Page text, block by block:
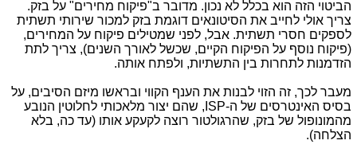
הביטוי הזה הוא בכלל לא נכון. מדובר ב"פיקוח מחירים" על בזק.
צריך אולי לחייב את הסיטונאים דוגמת בזק למכור שירותי תשתית
לספקים חסרי תשתית. אבל, לפני שמטילים פיקוח על המחירים,
(פיקוח נוסף על הפיקוח הקיים, שכשל לאורך השנים), צריך לתת
הזדמנות לתחרות בין התשתיות, ולפתח אותה.
מעבר לכך, זה הזוי לבנות את הענף הקווי ובראשו מיזם הסיבים, על
בסיס האינטרסים של ה-ISP , שהם יצור מלאכותי לחלוטין הנובע
מהמונופול של בזק, שהרגולטור רוצה לקעקע אותו (עד כה, בלא
הצלחה).